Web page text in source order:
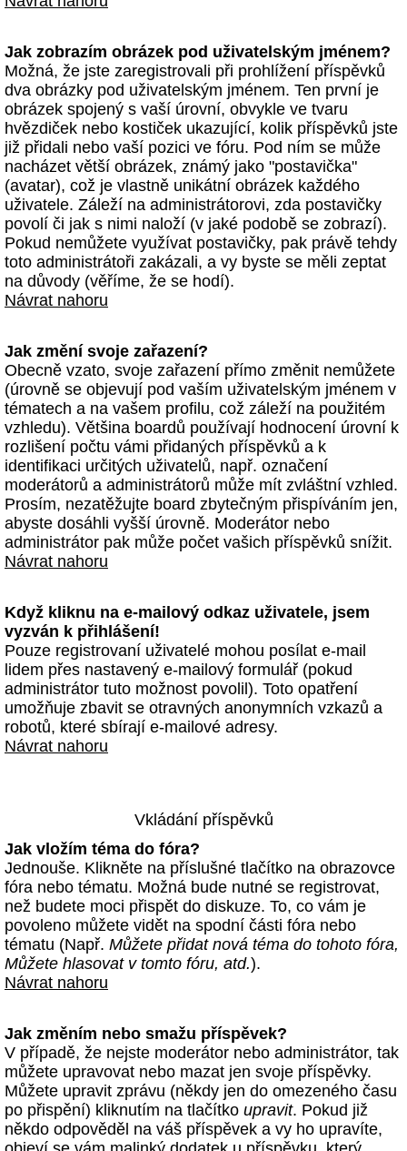
Jak zobrazím obrázek pod uživatelským jménem?
Možná, že jste zaregistrovali při prohlížení příspěvků
dva obrázky pod uživatelským jménem. Ten první je
obrázek spojený s vaší úrovní, obvykle ve tvaru
hvězdiček nebo kostiček ukazující, kolik příspěvků jste
již přidali nebo vaší pozici ve fóru. Pod ním se může
nacházet větší obrázek, známý jako "postavička"
(avatar), což je vlastně unikátní obrázek každého
uživatele. Záleží na administrátorovi, zda postavičky
povolí či jak s nimi naloží (v jaké podobě se zobrazí).
Pokud nemůžete využívat postavičky, pak právě tehdy
toto administrátoři zakázali, a vy byste se měli zeptat
na důvody (věříme, že se hodí).
Návrat nahoru
Jak změní svoje zařazení?
Obecně vzato, svoje zařazení přímo změnit nemůžete
(úrovně se objevují pod vaším uživatelským jménem v
tématech a na vašem profilu, což záleží na použitém
vzhledu). Většina boardů používají hodnocení úrovní k
rozlišení počtu vámi přidaných příspěvků a k
identifikaci určitých uživatelů, např. označení
moderátorů a administrátorů může mít zvláštní vzhled.
Prosím, nezatěžujte board zbytečným přispíváním jen,
abyste dosáhli vyšší úrovně. Moderátor nebo
administrátor pak může počet vašich příspěvků snížit.
Návrat nahoru
Když kliknu na e-mailový odkaz uživatele, jsem
vyzván k přihlášení!
Pouze registrovaní uživatelé mohou posílat e-mail
lidem přes nastavený e-mailový formulář (pokud
administrátor tuto možnost povolil). Toto opatření
umožňuje zbavit se otravných anonymních vzkazů a
robotů, které sbírají e-mailové adresy.
Návrat nahoru
Vkládání příspěvků
Jak vložím téma do fóra?
Jednouše. Klikněte na příslušné tlačítko na obrazovce
fóra nebo tématu. Možná bude nutné se registrovat,
než budete moci přispět do diskuze. To, co vám je
povoleno můžete vidět na spodní části fóra nebo
tématu (Např. Můžete přidat nová téma do tohoto fóra,
Můžete hlasovat v tomto fóru, atd.).
Návrat nahoru
Jak změním nebo smažu příspěvek?
V případě, že nejste moderátor nebo administrátor, tak
můžete upravovat nebo mazat jen svoje příspěvky.
Můžete upravit zprávu (někdy jen do omezeného času
po přispění) kliknutím na tlačítko upravit. Pokud již
někdo odpověděl na váš příspěvek a vy ho upravíte,